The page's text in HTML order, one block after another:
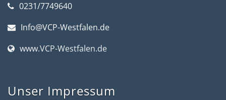
0231/7749640
Info@VCP-Westfalen.de
www.VCP-Westfalen.de
Unser Impressum